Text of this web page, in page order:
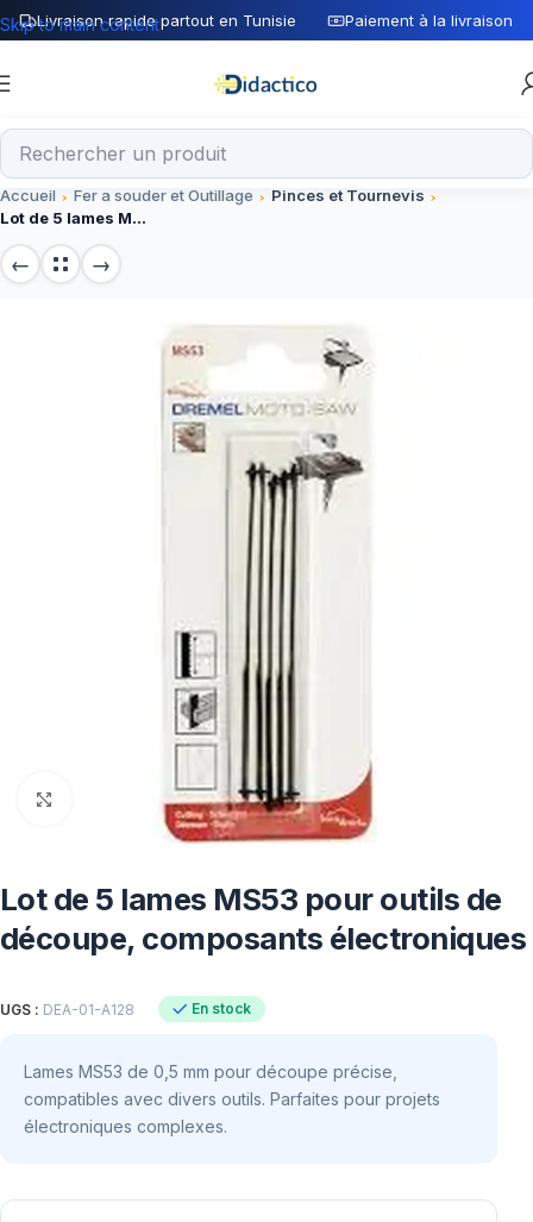
Livraison rapide partout en Tunisie Paiement à la livraison
Skip to main content
Accueil Fer a souder et Outillage
Pinces et Tournevis
Lot de 5 lames MS53 pour outils de découpe, composants électroniques
Click to enlarge
Lot de 5 lames MS53 pour outils de
découpe, composants électroniques
UGS : DEA-01-A128 En stock
Lames MS53 de 0,5 mm pour découpe précise,
compatibles avec divers outils. Parfaites pour projets
électroniques complexes.